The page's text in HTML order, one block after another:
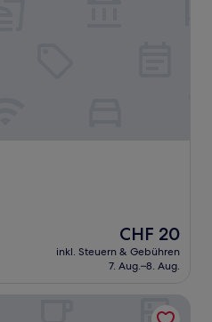
Der
Preis
beträgt
CHF 20
inkl. Steuern & Gebühren
7. Aug.–8. Aug.